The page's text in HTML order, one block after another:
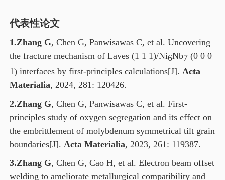
代表性论文
1.Zhang G, Chen G, Panwisawas C, et al. Uncovering
the fracture mechanism of Laves (1 1 1)/Ni6Nb7 (0 0 0
1) interfaces by first-principles calculations[J]. Acta
Materialia, 2024, 281: 120426.
2.Zhang G, Chen G, Panwisawas C, et al. First-
principles study of oxygen segregation and its effect on
the embrittlement of molybdenum symmetrical tilt grain
boundaries[J]. Acta Materialia, 2023, 261: 119387.
3.Zhang G, Chen G, Cao H, et al. Electron beam offset
welding to ameliorate metallurgical compatibility and